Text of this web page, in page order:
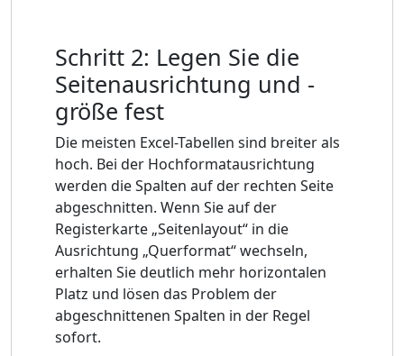
Schritt 2: Legen Sie die
Seitenausrichtung und -
größe fest
Die meisten Excel-Tabellen sind breiter als
hoch. Bei der Hochformatausrichtung
werden die Spalten auf der rechten Seite
abgeschnitten. Wenn Sie auf der
Registerkarte „Seitenlayout“ in die
Ausrichtung „Querformat“ wechseln,
erhalten Sie deutlich mehr horizontalen
Platz und lösen das Problem der
abgeschnittenen Spalten in der Regel
sofort.